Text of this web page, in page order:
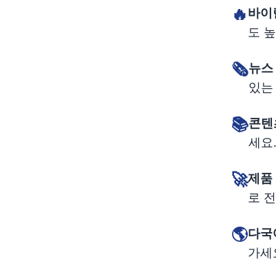
🔥바이
도
🗞️뉴
있
📚콘
세요.
🚀제품
로
🌎다국
가세